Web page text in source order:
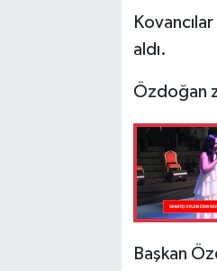
aldı.
Özdoğan
Başkan